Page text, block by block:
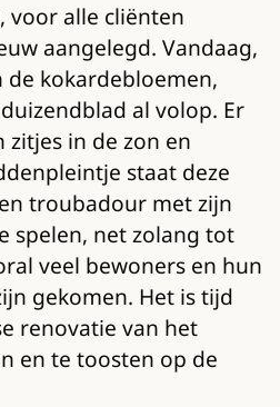
voor alle cliënten
aangelegd. Vandaag,
de kokardebloemen,
al volop. Er
in de zon en
staat deze
troubadour met zijn
spelen, net zolang tot
veel bewoners en hun
gekomen. Het is tijd
renovatie van het
en te toosten op de